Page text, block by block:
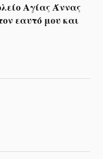
Αγίας Άννας
εαυτό μου και